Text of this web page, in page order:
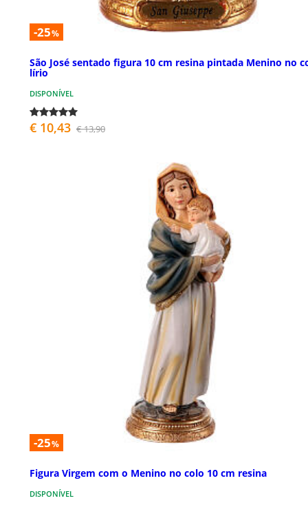
-25%
São José sentado figura 10 cm resina pintada Menino no
lírio
DISPONÍVEL
€ 10,43 € 13,90
-25%
Figura Virgem com o Menino no colo 10 cm resina
DISPONÍVEL